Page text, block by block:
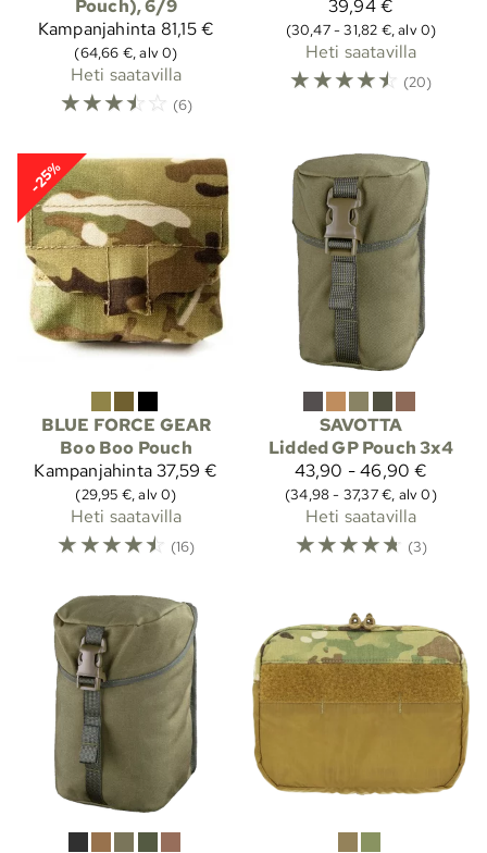
Pouch), 6/9
Kampanjahinta 81,15 €
(64,66 €, alv 0)
Heti saatavilla
☆☆☆☆ ☆ (6)
39,94 €
(30,47 - 31,82 €, alv 0)
Heti saatavilla
☆☆☆☆☆ (20)
-25%
BLUE FORCE GEAR
Boo Boo Pouch
Kampanjahinta37,59 €
(29,95 €, alv 0)
Heti saatavilla
☆☆☆☆☆ (16)
SAVOTTA
Lidded GP Pouch 3x4
43,90 - 46,90 €
(34,98 - 37,37 €, alv 0)
Heti saatavilla
☆☆☆☆☆ (3)